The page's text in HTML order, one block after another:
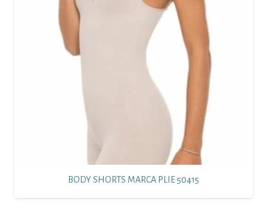
BODY SHORTS MARCA PLIE 50415